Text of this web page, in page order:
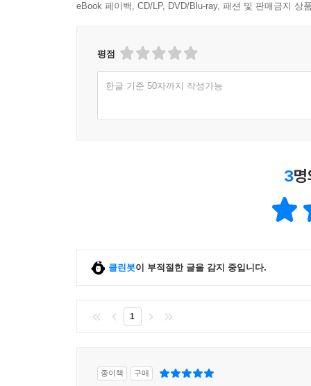
eBook 페이백, CD/LP, DVD/Blu-ray, 패션 및 판매금지 상
평점
한글 기준 50자까지 작성가능
3
클린봇이 부적절한 글을 감지 중입니다.
1
종이책 구매